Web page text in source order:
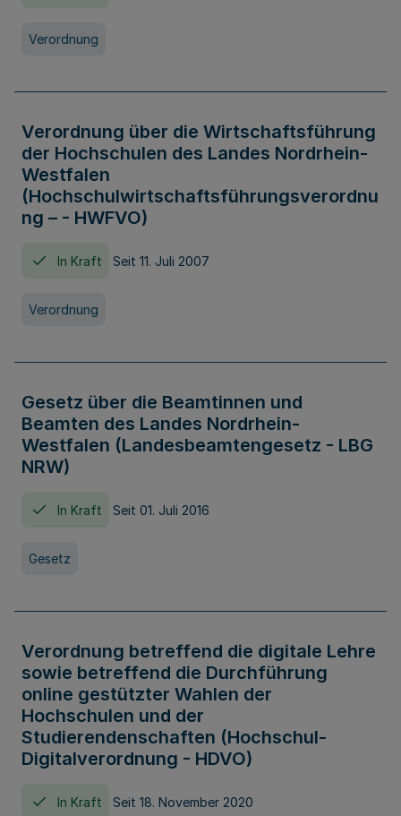
Verordnung
Verordnung über die Wirtschaftsführung
der Hochschulen des Landes Nordrhein-
Westfalen
(Hochschulwirtschaftsführungsverordnu
ng – - HWFVO)
In Kraft Seit 11. Juli 2007
Verordnung
Gesetz über die Beamtinnen und
Beamten des Landes Nordrhein-
Westfalen (Landesbeamtengesetz - LBG
NRW)
In Kraft Seit 01. Juli 2016
Gesetz
Verordnung betreffend die digitale Lehre
sowie betreffend die Durchführung
online gestützter Wahlen der
Hochschulen und der
Studierendenschaften (Hochschul-
Digitalverordnung - HDVO)
In Kraft Seit 18. November 2020